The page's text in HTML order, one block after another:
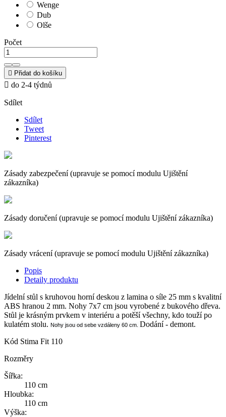
Wenge
Dub
Olše
Počet
 Přidat do košíku
 do 2-4 týdnů
Sdílet
Sdílet
Tweet
Pinterest
Zásady zabezpečení (upravuje se pomocí modulu Ujištění
zákazníka)
Zásady doručení (upravuje se pomocí modulu Ujištění zákazníka)
Zásady vrácení (upravuje se pomocí modulu Ujištění zákazníka)
Popis
Detaily produktu
Jídelní stůl s kruhovou horní deskou z lamina o síle 25 mm s kvalitní
ABS hranou 2 mm. Nohy 7x7 cm jsou vyrobené z bukového dřeva.
Stůl je krásným prvkem v interiéru a potěší všechny, kdo touží po
kulatém stolu. Nohy jsou od sebe vzdáleny 60 cm. Dodání - demont.
Kód Stima Fit 110
Rozměry
Šířka:
110 cm
Hloubka:
110 cm
Výška: